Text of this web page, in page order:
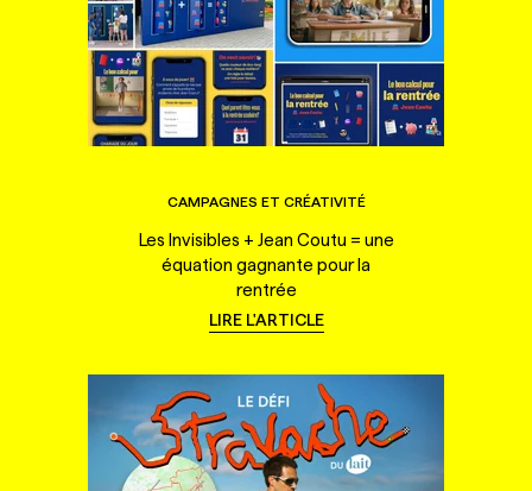
CAMPAGNES ET CRÉATIVITÉ
Les Invisibles + Jean Coutu = une
équation gagnante pour la
rentrée
LIRE L'ARTICLE